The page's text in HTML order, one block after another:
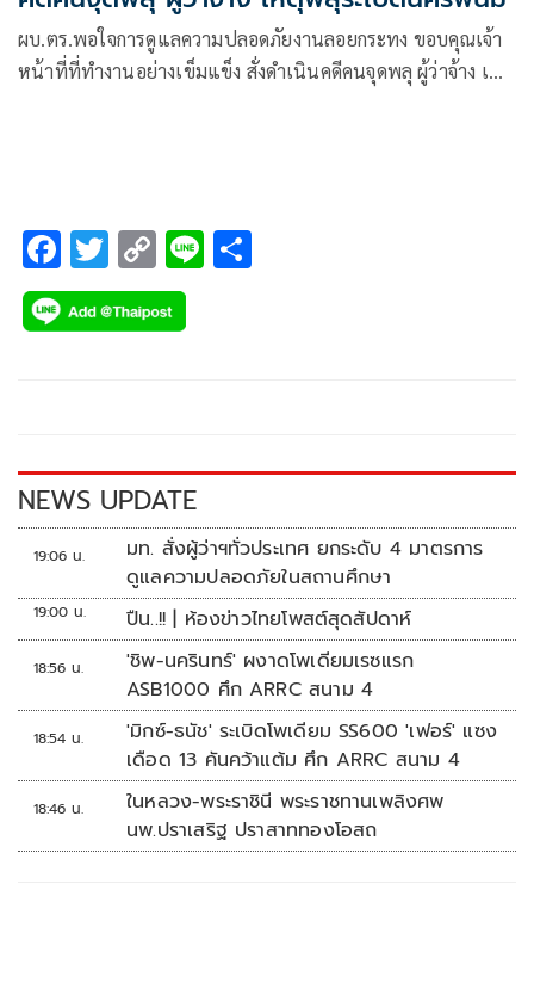
ผบ.ตร.พอใจการดูแลความปลอดภัยงานลอยกระทง ขอบคุณเจ้า
หน้าที่ที่ทำงานอย่างเข็มแข็ง สั่งดำเนินคดีคนจุดพลุ ผู้ว่าจ้าง เหตุ
F
ac
e
k
T
wi
tt
C
o
p
k
Li
NEWS UPDATE
19:06 น.
มท. สั่งผู้ว่าฯทั่วประเทศ ยกระดับ 4 มาตรการ
ดูแลความปลอดภัยในสถานศึกษา
19:00 น. ปืน..!! | ห้องข่าวไทยโพสต์สุดสัปดาห์
18:56 น.
'ชิพ-นครินทร์' ผงาดโพเดียมเรซแรก
ASB1000 ศึก ARRC สนาม 4
18:54 น.
'มิกซ์-ธนัช' ระเบิดโพเดียม SS600 'เฟอร์' แซง
เดือด 13 คันคว้าแต้ม ศึก ARRC สนาม 4
18:46 น.
ในหลวง-พระราชินี พระราชทานเพลิงศพ
นพ.ปราเสริฐ ปราสาททองโอสถ